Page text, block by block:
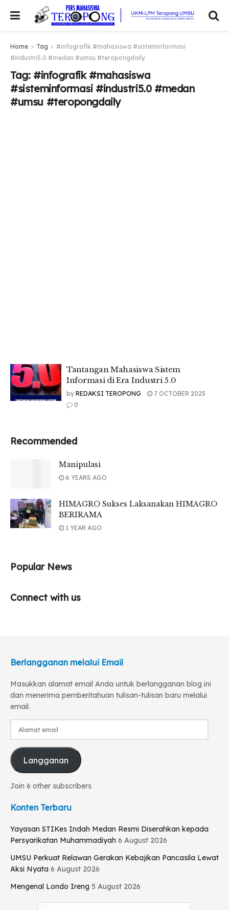
Home Tag
#infografik #mahasiswa #sisteminformasi
#industri5.0 #medan #umsu #teropongdaily
Tag: #infografik #mahasiswa
#sisteminformasi #industri5.0 #medan
#umsu #teropongdaily
Tantangan Mahasiswa Sistem
Informasi di Era Industri 5.0
by REDAKSI TEROPONG
7 OCTOBER 2025
0
Recommended
Manipulasi
6 YEARS AGO
HIMAGRO Sukses Laksanakan HIMAGRO
BERIRAMA
1 YEAR AGO
Popular News
Connect with us
Berlangganan melalui Email
Masukkan alamat email Anda untuk berlangganan blog ini
dan menerima pemberitahuan tulisan-tulisan baru melalui
email.
Langganan
Join 6 other subscribers
Konten Terbaru
Yayasan STIKes Indah Medan Resmi Diserahkan kepada
Persyarikatan Muhammadiyah 6 August 2026
UMSU Perkuat Relawan Gerakan Kebajikan Pancasila Lewat
Aksi Nyata 6 August 2026
Mengenal Londo Ireng 5 August 2026